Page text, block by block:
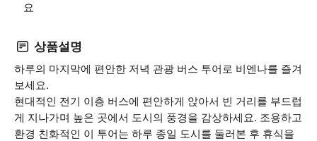
요
상품설명
하루의 마지막에 편안한 저녁 관광 버스 투어로 비엔나를 즐겨
보세요.
현대적인 전기 이층 버스에 편안하게 앉아서 빈 거리를 부드럽
게 지나가며 높은 곳에서 도시의 풍경을 감상하세요. 조용하고
환경 친화적인 이 투어는 하루 종일 도시를 둘러본 후 휴식을